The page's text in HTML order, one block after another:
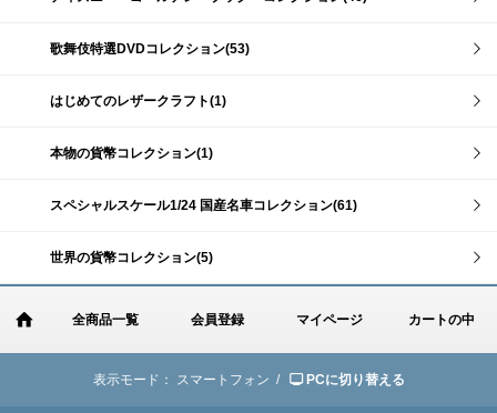
歌舞伎特選DVDコレクション(53)
はじめてのレザークラフト(1)
本物の貨幣コレクション(1)
スペシャルスケール1/24 国産名車コレクション(61)
世界の貨幣コレクション(5)
全商品一覧 会員登録 マイページ カートの中
表示モード： スマートフォン / PCに切り替える